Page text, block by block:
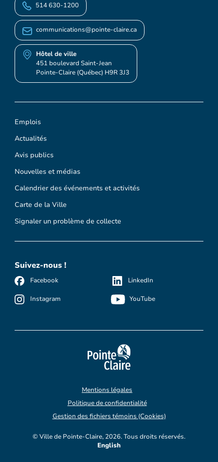
Emplois
Actualités
Avis publics
Nouvelles et médias
Calendrier des événements et activités
Carte de la Ville
Signaler un problème de collecte
514 630-1200
communications@pointe-claire.ca
Hôtel de ville
451 boulevard Saint-Jean
Pointe-Claire (Québec) H9R 3J3
Suivez-nous !
Facebook
Instagram
LinkedIn
YouTube
© Ville de Pointe-Claire, 2026. Tous droits réservés.
Mentions légales
Politique de confidentialité
Gestion des fichiers témoins (Cookies)
English